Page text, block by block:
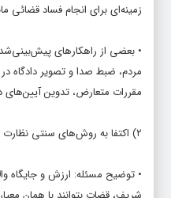
زمینه‌ای برای انجام فساد قضائی
• بعضی از راهکارهای
مردم، ضبط صدا و تصویر دادگاه
مقررات متعارض، تدوین
۲) اکتفا به روش‌های سنتی نظارت بر قضات
• توضیح مسئله: ارزش و جایگاه